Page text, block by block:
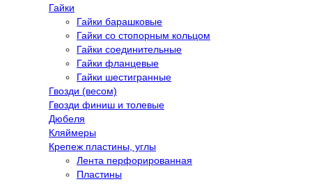
Гайки
Гайки барашковые
Гайки со стопорным кольцом
Гайки соединительные
Гайки фланцевые
Гайки шестигранные
Гвозди (весом)
Гвозди финиш и толевые
Дюбеля
Кляймеры
Крепеж пластины, углы
Лента перфорированная
Пластины